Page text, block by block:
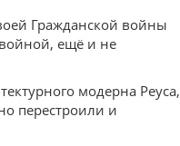
Гражданской войны
ещё и не
модерна Реуса,
перестроили и